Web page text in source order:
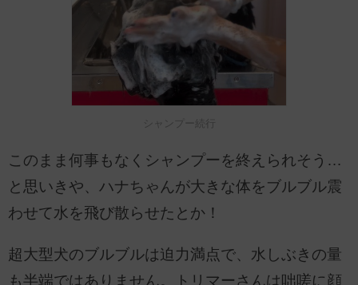
シャンプー続行
このまま何事もなくシャンプーを終えられそう…
と思いきや、ハナちゃんが大きな体をブルブル震
わせて水を飛び散らせたとか！
超大型犬のブルブルは迫力満点で、水しぶきの量
も半端ではありません。トリマーさんは咄嗟に顔